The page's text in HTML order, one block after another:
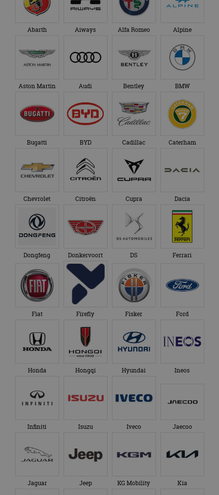
Abarth Aiways Alfa Romeo Alpine
Aston Martin Audi Bentley BMW
Bugatti BYD Cadillac Caterham
Chevrolet Citroën Cupra Dacia
Dongfeng Donkervoort DS Ferrari
Fiat Firefly Fisker Ford
Honda Hongqi Hyundai Ineos
Infiniti Isuzu Iveco Jaecoo
Jaguar Jeep KG Mobility Kia